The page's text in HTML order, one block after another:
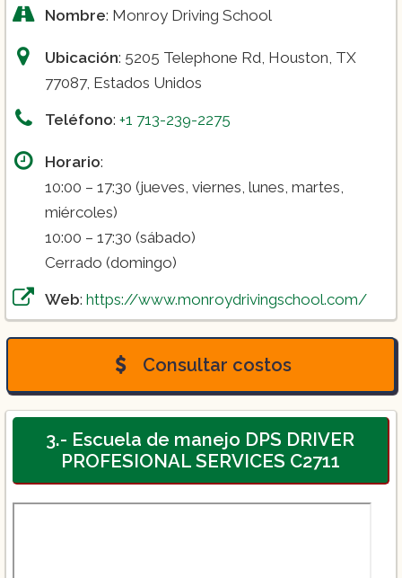
Nombre: Monroy Driving School
Ubicación: 5205 Telephone Rd, Houston, TX
77087, Estados Unidos
Teléfono: +1 713-239-2275
Horario:
10:00 – 17:30 (jueves, viernes, lunes, martes,
miércoles)
10:00 – 17:30 (sábado)
Cerrado (domingo)
Web: https://www.monroydrivingschool.com/
Consultar costos
3.- Escuela de manejo DPS DRIVER
PROFESIONAL SERVICES C2711